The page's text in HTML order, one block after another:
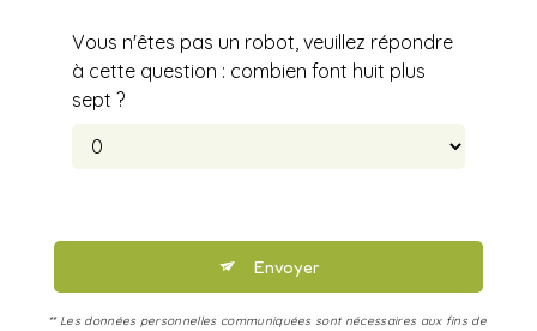
Vous n'êtes pas un robot, veuillez répondre
à cette question : combien font huit plus
sept ?
Envoyer
** Les données personnelles communiquées sont nécessaires aux fins de